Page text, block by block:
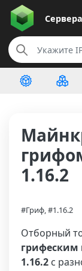
Сервера
1.16.2
#Гриф, #1.16.2
Отборный
1.16.2 с